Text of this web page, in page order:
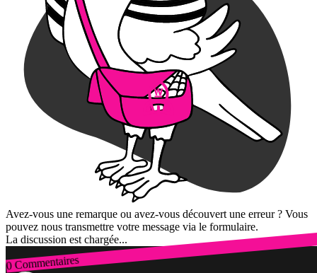
Avez-vous une remarque ou avez-vous découvert une erreur ? Vous
pouvez nous transmettre votre message via le formulaire.
La discussion est chargée...
0 Commentaires
Connexion